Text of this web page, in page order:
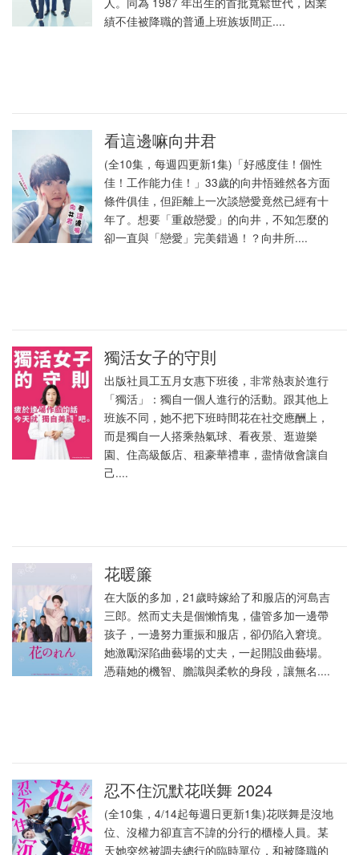
績不佳被降職的普通上班族坂間正....
看這邊嘛向井君
(全10集，每週四更新1集)「好感度佳！個性
佳！工作能力佳！」33歲的向井悟雖然各方面
條件俱佳，但距離上一次談戀愛竟然已經有十
年了。想要「重啟戀愛」的向井，不知怎麼的
卻一直與「戀愛」完美錯過！？向井所....
獨活女子的守則
出版社員工五月女惠下班後，非常熱衷於進行
「獨活」：獨自一個人進行的活動。跟其他上
班族不同，她不把下班時間花在社交應酬上，
而是獨自一人搭乘熱氣球、看夜景、逛遊樂
園、住高級飯店、租豪華禮車，盡情做會讓自
己....
花暖簾
在大阪的多加，21歲時嫁給了和服店的河島吉
三郎。然而丈夫是個懶惰鬼，儘管多加一邊帶
孩子，一邊努力重振和服店，卻仍陷入窘境。
她激勵深陷曲藝場的丈夫，一起開設曲藝場。
憑藉她的機智、膽識與柔軟的身段，讓無名....
忍不住沉默花咲舞 2024
(全10集，4/14起每週日更新1集)花咲舞是沒地
位、沒權力卻直言不諱的分行的櫃檯人員。某
天她突然被調去總行的臨時單位，和被降職的